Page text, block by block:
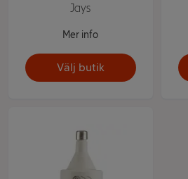
Jays
Mer info
Välj butik